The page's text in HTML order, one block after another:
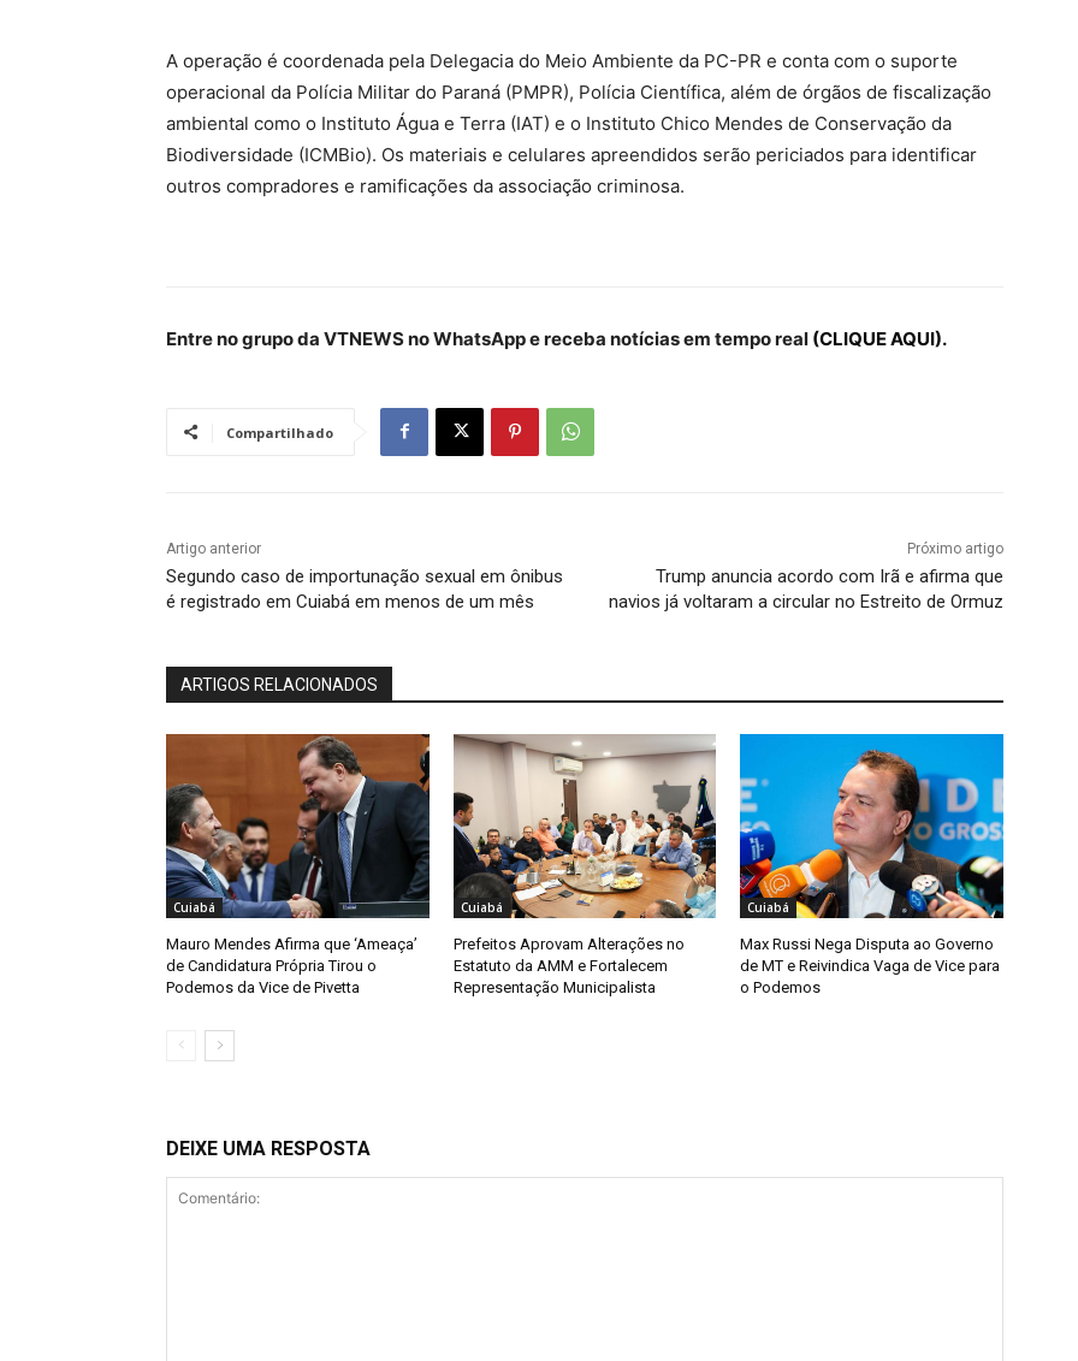
A operação é coordenada pela Delegacia do Meio Ambiente da PC-PR e conta com o suporte
operacional da Polícia Militar do Paraná (PMPR), Polícia Científica, além de órgãos de fiscalização
ambiental como o Instituto Água e Terra (IAT) e o Instituto Chico Mendes de Conservação da
Biodiversidade (ICMBio). Os materiais e celulares apreendidos serão periciados para identificar
outros compradores e ramificações da associação criminosa.
Entre no grupo da VTNEWS no WhatsApp e receba notícias em tempo real (CLIQUE AQUI).
Compartilhado
Artigo anterior
Segundo caso de importunação sexual em ônibus
é registrado em Cuiabá em menos de um mês
Próximo artigo
Trump anuncia acordo com Irã e afirma que
navios já voltaram a circular no Estreito de Ormuz
ARTIGOS RELACIONADOS
Cuiabá
Mauro Mendes Afirma que ‘Ameaça’
de Candidatura Própria Tirou o
Podemos da Vice de Pivetta
Cuiabá
Prefeitos Aprovam Alterações no
Estatuto da AMM e Fortalecem
Representação Municipalista
Cuiabá
Max Russi Nega Disputa ao Governo
de MT e Reivindica Vaga de Vice para
o Podemos
DEIXE UMA RESPOSTA